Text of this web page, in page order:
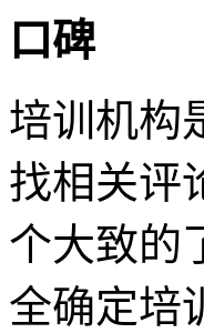
口碑
培训机构
找相关评
个大致的
全确定培